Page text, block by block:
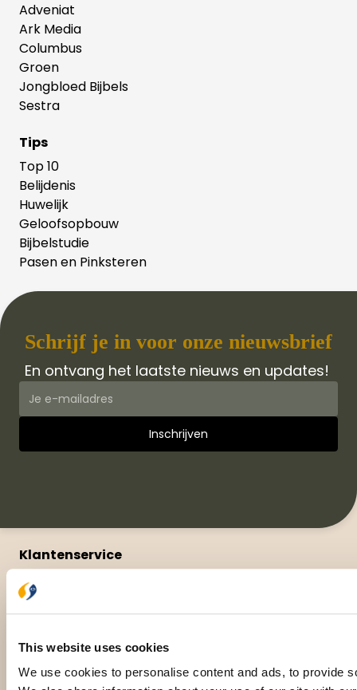
This website uses cookies
We use cookies to personalise content and ads, to provide
Adveniat
Ark Media
Columbus
Groen
Jongbloed Bijbels
Sestra
Tips
Top 10
Belijdenis
Huwelijk
Geloofsopbouw
Bijbelstudie
Pasen en Pinksteren
Schrijf je in voor onze nieuwsbrief
En ontvang het laatste nieuws en updates!
Klantenservice
Veelgestelde vragen
Leveringsvoorwaarden
Privacy Statement
Meer van Jongbloed Media